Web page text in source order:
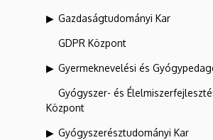
Gazdaságtudományi Kar
GDPR Központ
Gyermeknevelési és
Gyógyszer- és
Központ
Gyógyszerésztudományi Kar